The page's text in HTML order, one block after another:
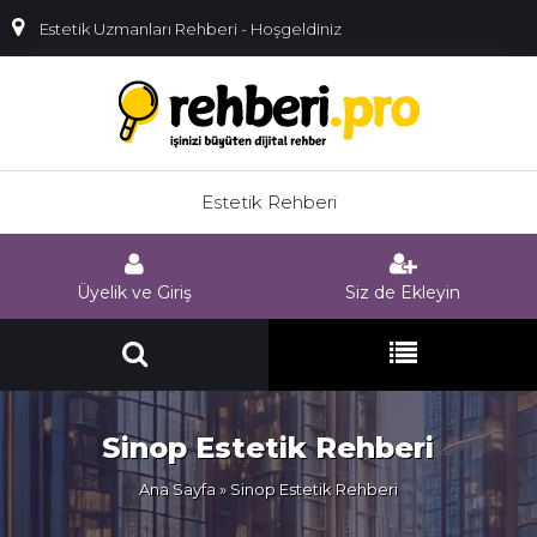
Estetik Uzmanları Rehberi - Hoşgeldiniz
Estetik Rehberi
Üyelik ve Giriş Siz de Ekleyin
Sinop Estetik Rehberi
Ana Sayfa» Sinop Estetik Rehberi